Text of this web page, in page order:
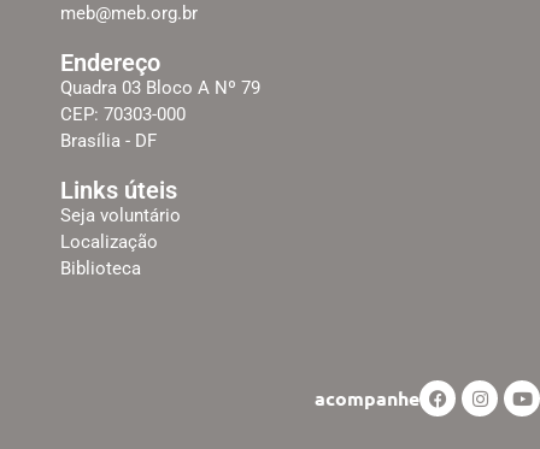
meb@meb.org.br
Endereço
Quadra 03 Bloco A Nº 79
CEP: 70303-000
Brasília - DF
Links úteis
Seja voluntário
Localização
Biblioteca
acompanhe